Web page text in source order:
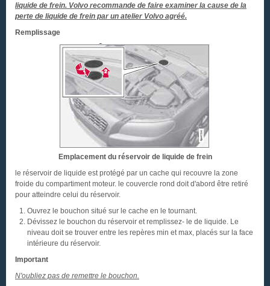
liquide de frein. Volvo recommande de faire examiner la cause de la
perte de liquide de frein par un atelier Volvo agréé.
Remplissage
Emplacement du réservoir de liquide de frein
le réservoir de liquide est protégé par un cache qui recouvre la zone
froide du compartiment moteur. le couvercle rond doit d'abord être retiré
pour atteindre celui du réservoir.
Ouvrez le bouchon situé sur le cache en le tournant.
Dévissez le bouchon du réservoir et remplissez- le de liquide. Le
niveau doit se trouver entre les repères min et max, placés sur la face
intérieure du réservoir.
Important
N'oubliez pas de remettre le bouchon.